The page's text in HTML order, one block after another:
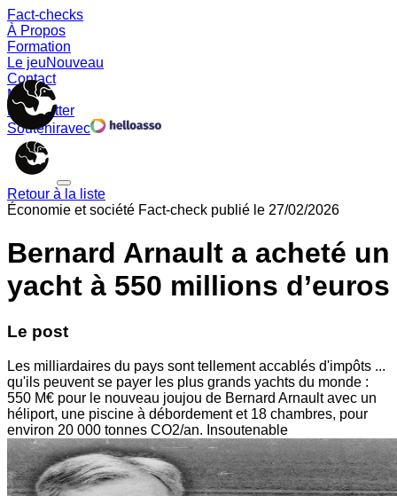
Fact-checks
À Propos
Formation
Le jeuNouveau
Contact
Memes
Newsletter
Souteniravec
Retour à la liste
Économie et société Fact-check publié le 27/02/2026
Bernard Arnault a acheté un
yacht à 550 millions d’euros
Le post
Les milliardaires du pays sont tellement accablés d'impôts ...
qu'ils peuvent se payer les plus grands yachts du monde :
550 M€ pour le nouveau joujou de Bernard Arnault avec un
héliport, une piscine à débordement et 18 chambres, pour
environ 20 000 tonnes CO2/an. Insoutenable